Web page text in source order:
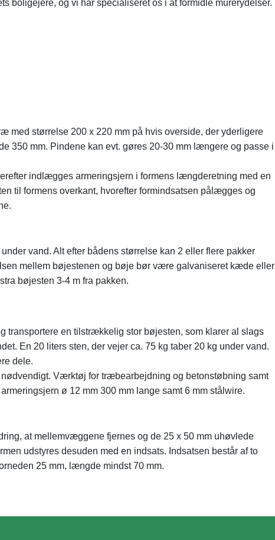
boligejere, og vi har specialiseret os i at formidle murerydelser.
med størrelse 200 x 220 mm på hvis overside, der yderligere
350 mm. Pindene kan evt. gøres 20-30 mm længere og passe i
indlægges armeringsjern i formens længderetning med en
til formens overkant, hvorefter formindsatsen pålægges og
vand. Alt efter bådens størrelse kan 2 eller flere pakker
mellem bøjestenen og bøje bør være galvaniseret kæde eller
bøjesten 3-4 m fra pakken.
transportere en tilstrækkelig stor bøjesten, som klarer al slags
En 20 liters sten, der vejer ca. 75 kg taber 20 kg under vand.
dele.
Værktøj for træbearbejdning og betonstøbning samt
ø 12 mm 300 mm lange samt 6 mm stålwire.
at mellemvæggene fjernes og de 25 x 50 mm uhøvlede
udstyres desuden med en indsats. Indsatsen består af to
25 mm, længde mindst 70 mm.